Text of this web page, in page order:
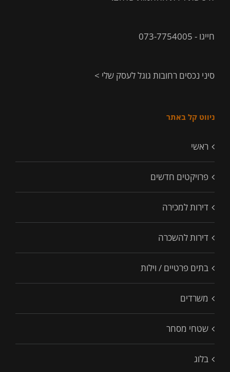
חייגו - 073-7754005
סיני נכסים רחובות גוגל לעסק שלי >
ניווט קל באתר
ראשי
פרויקטים חדשים
דירות למכירה
דירות להשכרה
בתים פרטיים / וילות
משרדים
שטחי מסחר
בלוג